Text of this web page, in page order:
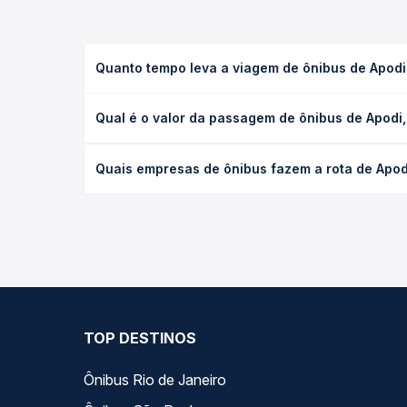
Quanto tempo leva a viagem de ônibus de
ou leito) e as condições de tráfego. Na Quero
Qual é o valor da passagem de ônibus de
poltrona e a antecedência da compra. Na Quero
Quais empresas de ônibus fazem a rota de
TOP DESTINOS
Ônibus Rio de Janeiro